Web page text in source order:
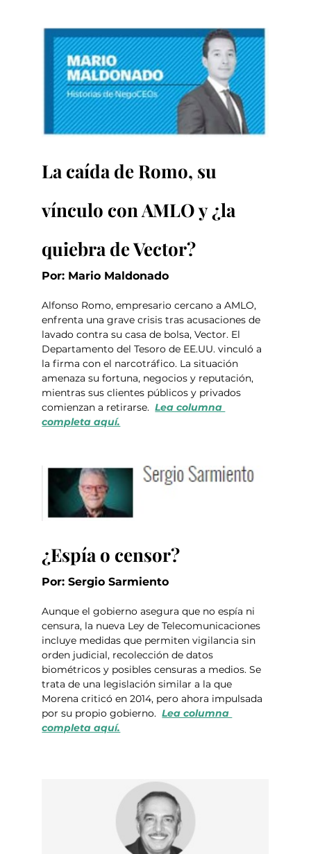
La caída de Romo, su
vínculo con AMLO y ¿la
quiebra de Vector?
Por: Mario Maldonado
Alfonso Romo, empresario cercano a AMLO,
enfrenta una grave crisis tras acusaciones de
lavado contra su casa de bolsa, Vector. El
Departamento del Tesoro de EE.UU. vinculó a
la firma con el narcotráfico. La situación
amenaza su fortuna, negocios y reputación,
mientras sus clientes públicos y privados
comienzan a retirarse. Lea columna
completa aquí.
¿Espía o censor?
Por: Sergio Sarmiento
Aunque el gobierno asegura que no espía ni
censura, la nueva Ley de Telecomunicaciones
incluye medidas que permiten vigilancia sin
orden judicial, recolección de datos
biométricos y posibles censuras a medios. Se
trata de una legislación similar a la que
Morena criticó en 2014, pero ahora impulsada
por su propio gobierno. Lea columna
completa aquí.